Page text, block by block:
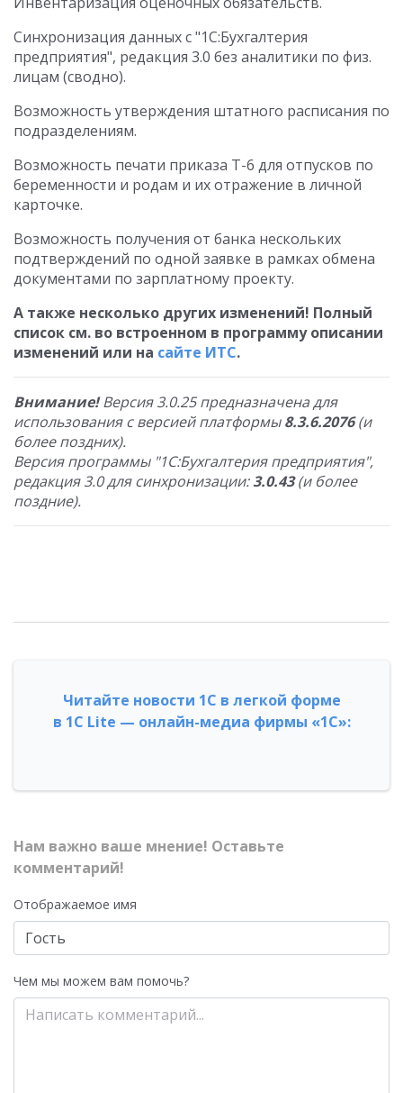
Синхронизация данных с "1С:Бухгалтерия
предприятия", редакция 3.0 без аналитики по физ.
лицам (сводно).
Возможность утверждения штатного расписания по
подразделениям.
Возможность печати приказа Т-6 для отпусков по
беременности и родам и их отражение в личной
карточке.
Возможность получения от банка нескольких
подтверждений по одной заявке в рамках обмена
документами по зарплатному проекту.
А также несколько других изменений! Полный
список см. во встроенном в программу описании
изменений или на сайте ИТС.
Внимание!Версия 3.0.25 предназначена для
использования с версией платформы8.3.6.2076(и
более поздних).
Версия программы "1С:Бухгалтерия предприятия",
редакция 3.0 для синхронизации:3.0.43(и более
поздние).
Читайте новости 1С в легкой форме
в 1С Lite — онлайн-медиа фирмы «1С»:
Нам важно ваше мнение! Оставьте
комментарий!
Отображаемое имя
Чем мы можем вам помочь?